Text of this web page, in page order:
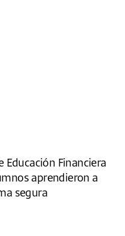
Educación Financiera
aprendieron a
segura